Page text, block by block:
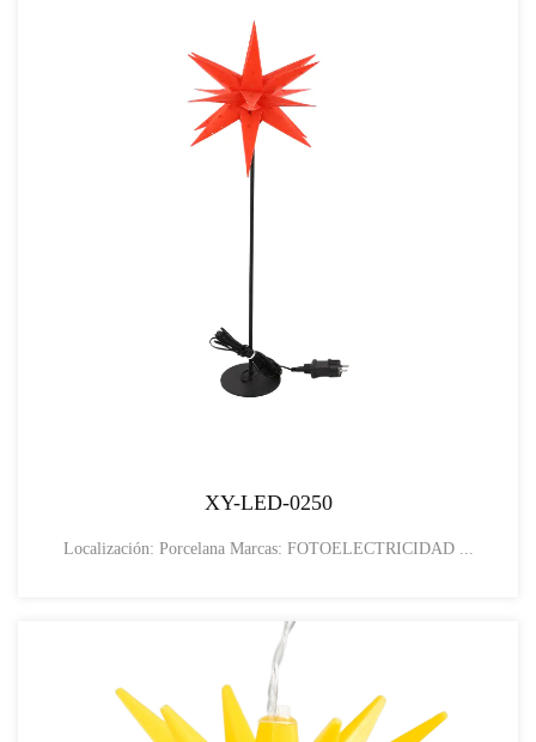
XY-LED-0250
Localización: Porcelana Marcas: FOTOELECTRICIDAD ...